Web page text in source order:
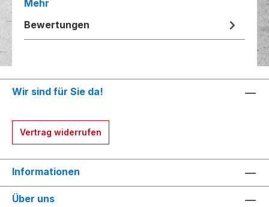
Mehr
Bewertungen
Wir sind für Sie da!
Vertrag widerrufen
Informationen
Über uns